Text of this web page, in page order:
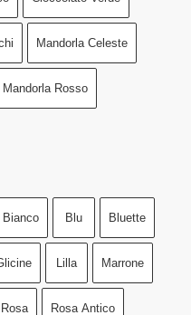
Mandorla Celeste
Mandorla Rosso
Bianco Blu Bluette
Lilla Marrone
Rosa Rosa Antico